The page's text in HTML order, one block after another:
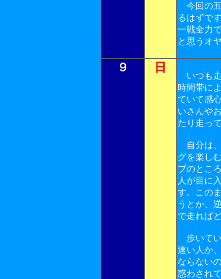
今回の五
るはずで
一戦全力
と思うオ
９ 日
いつも走
時間帯に
ていて感
いさんや
たり走っ
自分は、
グを楽し
ブのとこ
人が目に
す。この
うとか、
で走れば
歩いてい
速い人か
ならない
惑わされ